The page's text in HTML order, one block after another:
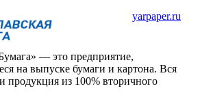
yarpaper.ru
— это предприятие,
на выпуске бумаги и картона. Вся
продукция из 100% вторичного